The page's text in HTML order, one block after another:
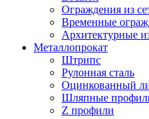
Ограждения из
Временные
Архитектурные
Металлопрокат
Штрипс
Рулонная сталь
Оцинкованный
Шляпные
Z профили